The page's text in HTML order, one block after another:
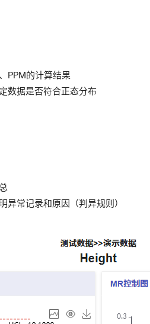
PPM的计算结果
数据是否符合正态分布
常记录和原因（判异规则）